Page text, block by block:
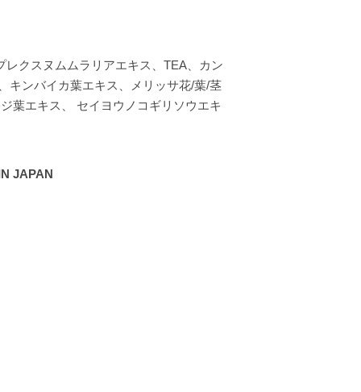
クスヌムムラリアエキス、TEA、カン
キンバイカ葉エキス、メリッサ花/葉/茎
葉エキス、 セイヨウノコギリソウエキ
JAPAN